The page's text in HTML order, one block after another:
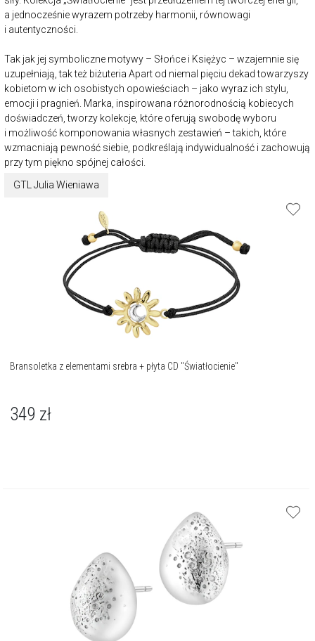
a jednocześnie wyrazem potrzeby harmonii, równowagi
i autentyczności.
Tak jak jej symboliczne motywy – Słońce i Księżyc – wzajemnie się
uzupełniają, tak też biżuteria Apart od niemal pięciu dekad towarzyszy
kobietom w ich osobistych opowieściach – jako wyraz ich stylu,
emocji i pragnień. Marka, inspirowana różnorodnością kobiecych
doświadczeń, tworzy kolekcje, które oferują swobodę wyboru
i możliwość komponowania własnych zestawień – takich, które
wzmacniają pewność siebie, podkreślają indywidualność i zachowują
przy tym piękno spójnej całości.
GTL Julia Wieniawa
Bransoletka z elementami srebra + płyta CD "Światłocienie"
349 zł